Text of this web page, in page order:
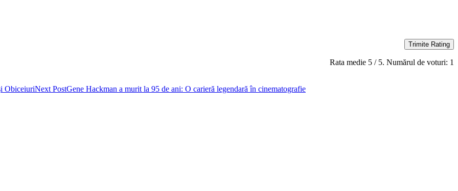
Trimite Rating
Rata medie 5 / 5. Numărul de voturi: 1
ObiceiuriNext PostGene Hackman a murit la 95 de ani: O carieră legendară în cinematografie